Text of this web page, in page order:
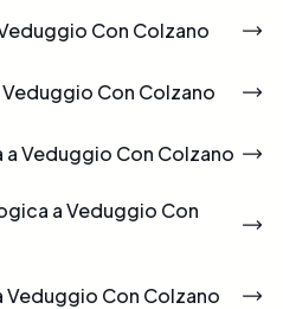
Con Colzano
Con Colzano
Veduggio Con Colzano
a Veduggio Con
Con Colzano